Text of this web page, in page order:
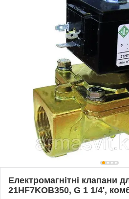
Електромагнітні клапани
21HF7KOB350, G 1 1/4',